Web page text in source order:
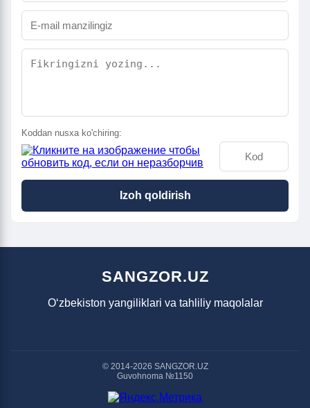
Koddan nusxa ko'chiring:
Izoh qoldirish
SANGZOR.UZ
O‘zbekiston yangiliklari va tahliliy maqolalar
© 2014-2026 SANGZOR.UZ
Guvohnoma №1150